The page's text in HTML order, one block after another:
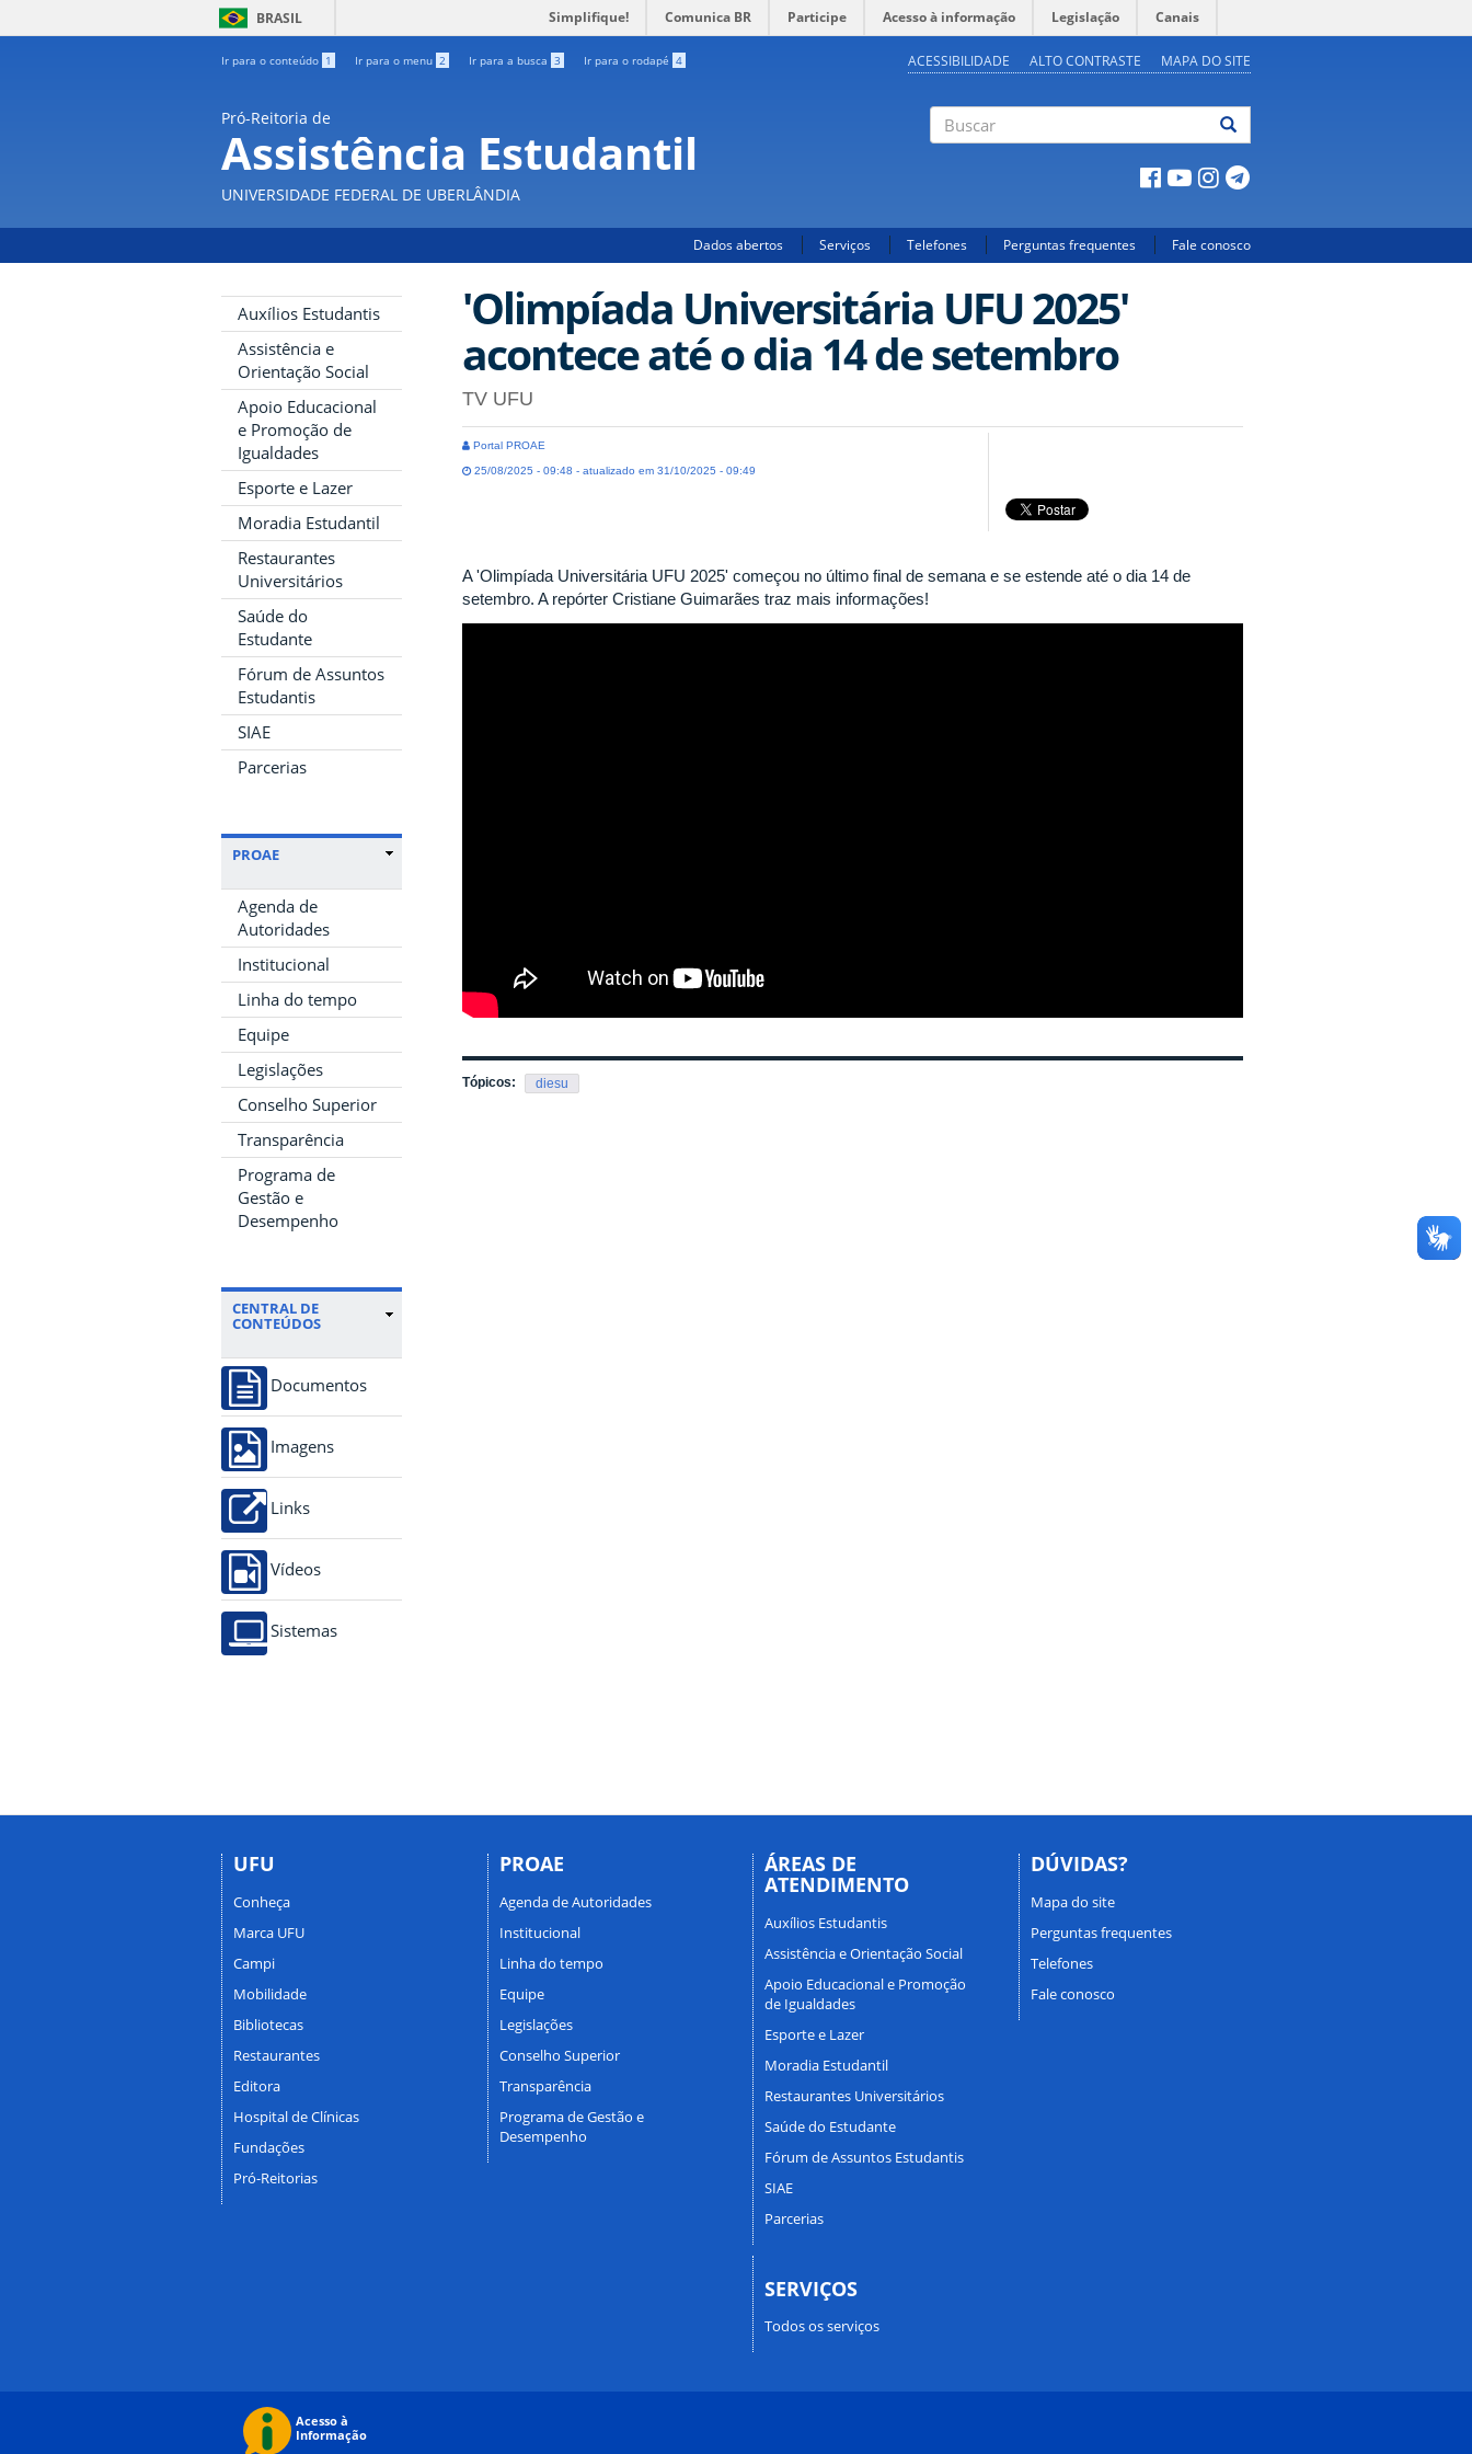
BRASIL Simplifique! Comunica BR Participe Acesso à informação Legislação Canais
Ir para o conteúdo 1 Ir para o menu 2 Ir para a busca 3 Ir para o rodapé 4 ACESSIBILIDADE ALTO CONTRASTE MAPA DO SITE
Pró-Reitoria de
Assistência Estudantil
UNIVERSIDADE FEDERAL DE UBERLÂNDIA
Dados abertos Serviços Telefones Perguntas frequentes Fale conosco
Auxílios Estudantis
Assistência e
Orientação Social
Apoio Educacional
e Promoção de
Igualdades
Esporte e Lazer
Moradia Estudantil
Restaurantes
Universitários
Saúde do
Estudante
Fórum de Assuntos
Estudantis
SIAE
Parcerias
PROAE
Agenda de
Autoridades
Institucional
Linha do tempo
Equipe
Legislações
Conselho Superior
Transparência
Programa de
Gestão e
Desempenho
CENTRAL DE
CONTEÚDOS
Documentos
Imagens
Links
Vídeos
Sistemas
'Olimpíada Universitária UFU 2025'
acontece até o dia 14 de setembro
TV UFU
Portal PROAE
25/08/2025 - 09:48 - atualizado em 31/10/2025 - 09:49
A 'Olimpíada Universitária UFU 2025' começou no último final de semana e se estende até o dia 14 de
setembro. A repórter Cristiane Guimarães traz mais informações!
Tópicos: diesu
UFU
Conheça
Marca UFU
Campi
Mobilidade
Bibliotecas
Restaurantes
Editora
Hospital de Clínicas
Fundações
Pró-Reitorias
PROAE
Agenda de Autoridades
Institucional
Linha do tempo
Equipe
Legislações
Conselho Superior
Transparência
Programa de Gestão e
Desempenho
ÁREAS DE
ATENDIMENTO
Auxílios Estudantis
Assistência e Orientação Social
Apoio Educacional e Promoção
de Igualdades
Esporte e Lazer
Moradia Estudantil
Restaurantes Universitários
Saúde do Estudante
Fórum de Assuntos Estudantis
SIAE
Parcerias
SERVIÇOS
Todos os serviços
DÚVIDAS?
Mapa do site
Perguntas frequentes
Telefones
Fale conosco